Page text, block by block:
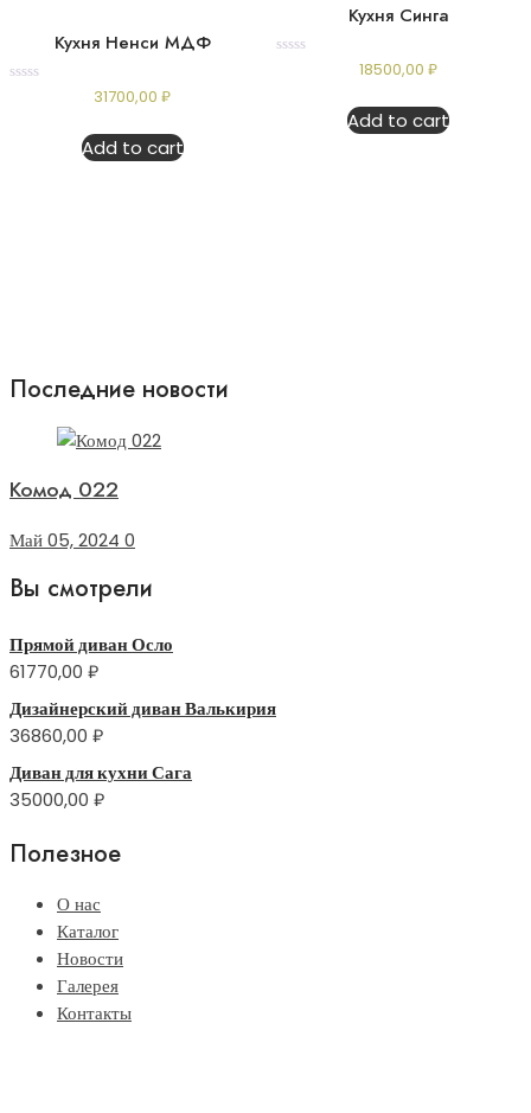
Кухня Ненси МДФ
31700,00₽
Add to cart
Кухня Синга
18500,00₽
Add to cart
Последние новости
Комод 022
Май 05, 2024 0
Вы смотрели
Прямой диван Осло
61770,00 ₽
Дизайнерский диван Валькирия
36860,00 ₽
Диван для кухни Сага
35000,00 ₽
Полезное
О нас
Каталог
Новости
Галерея
Контакты